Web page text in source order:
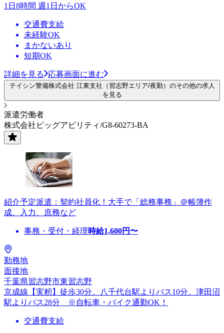
1日8時間 週1日からOK
交通費支給
未経験OK
まかないあり
短期OK
詳細を見る 応募画面に進む
テイシン警備株式会社 江東支社（習志野エリア/夜勤）のその他の求人
を見る
派遣労働者
株式会社ビッグアビリティ/G8-60273-BA
紹介予定派遣：契約社員化！大手で「総務事務」＠帳簿作
成、入力、庶務など
事務・受付・経理時給1,600円〜
勤務地
面接地
千葉県習志野市東習志野
京成線【実籾】徒歩30分、八千代台駅よりバス10分、津田沼
駅よりバス28分 ※自転車・バイク通勤OK！
交通費支給